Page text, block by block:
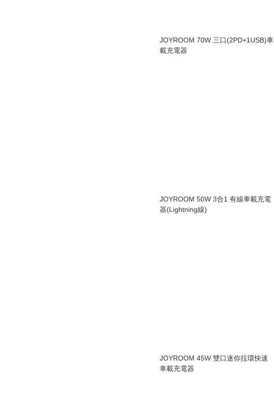
JOYROOM 70W 三口(2PD+1USB)車
載充電器
JOYROOM 50W 3合1 有線車載充電
器(Lightning線)
JOYROOM 45W 雙口迷你拉環快速
車載充電器